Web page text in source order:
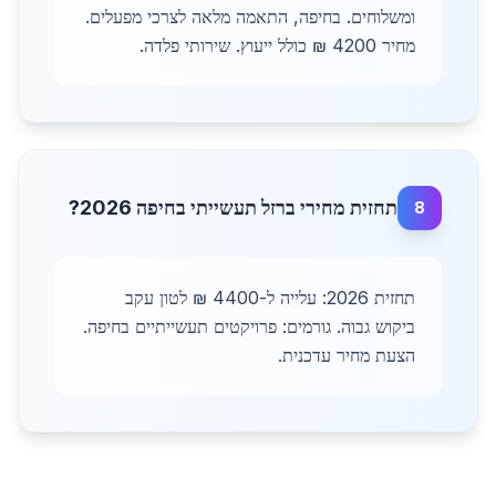
ומשלוחים. בחיפה, התאמה מלאה לצרכי מפעלים.
מחיר 4200 ₪ כולל ייעוץ. שירותי פלדה.
8 תחזית מחירי ברזל תעשייתי בחיפה 2026?
תחזית 2026: עלייה ל-4400 ₪ לטון עקב
ביקוש גבוה. גורמים: פרויקטים תעשייתיים בחיפה.
הצעת מחיר עדכנית.